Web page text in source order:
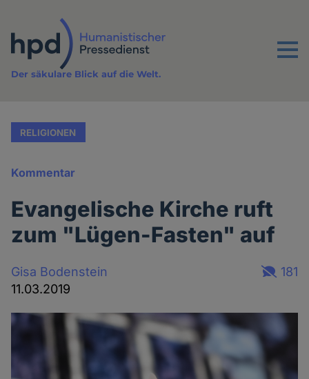
Inhalt
Menu
Der säkulare Blick auf die Welt.
RELIGIONEN
Kommentar
Evangelische Kirche ruft
zum "Lügen-Fasten" auf
Gisa Bodenstein
11.03.2019
181